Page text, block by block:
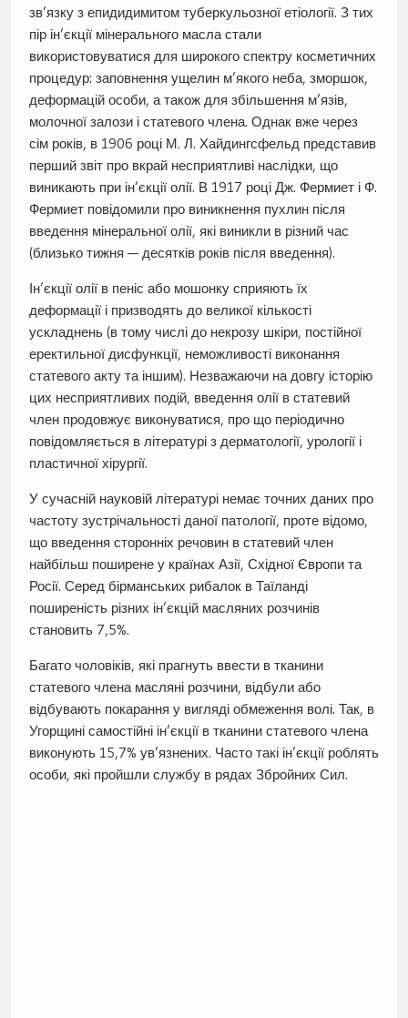
зв’язку з епидидимитом туберкульозної етіології. З тих
пір ін’єкції мінерального масла стали
використовуватися для широкого спектру косметичних
процедур: заповнення ущелин м’якого неба, зморшок,
деформацій особи, а також для збільшення м’язів,
молочної залози і статевого члена. Однак вже через
сім років, в 1906 році М. Л. Хайдингсфельд представив
перший звіт про вкрай несприятливі наслідки, що
виникають при ін’єкції олії. В 1917 році Дж. Фермиет і Ф.
Фермиет повідомили про виникнення пухлин після
введення мінеральної олії, які виникли в різний час
(близько тижня — десятків років після введення).
Ін’єкції олії в пеніс або мошонку сприяють їх
деформації і призводять до великої кількості
ускладнень (в тому числі до некрозу шкіри, постійної
еректильної дисфункції, неможливості виконання
статевого акту та іншим). Незважаючи на довгу історію
цих несприятливих подій, введення олії в статевий
член продовжує виконуватися, про що періодично
повідомляється в літературі з дерматології, урології і
пластичної хірургії.
У сучасній науковій літературі немає точних даних про
частоту зустрічальності даної патології, проте відомо,
що введення сторонніх речовин в статевий член
найбільш поширене у країнах Азії, Східної Європи та
Росії. Серед бірманських рибалок в Таїланді
поширеність різних ін’єкцій масляних розчинів
становить 7,5%.
Багато чоловіків, які прагнуть ввести в тканини
статевого члена масляні розчини, відбули або
відбувають покарання у вигляді обмеження волі. Так, в
Угорщині самостійні ін’єкції в тканини статевого члена
виконують 15,7% ув’язнених. Часто такі ін’єкції роблять
особи, які пройшли службу в рядах Збройних Сил.